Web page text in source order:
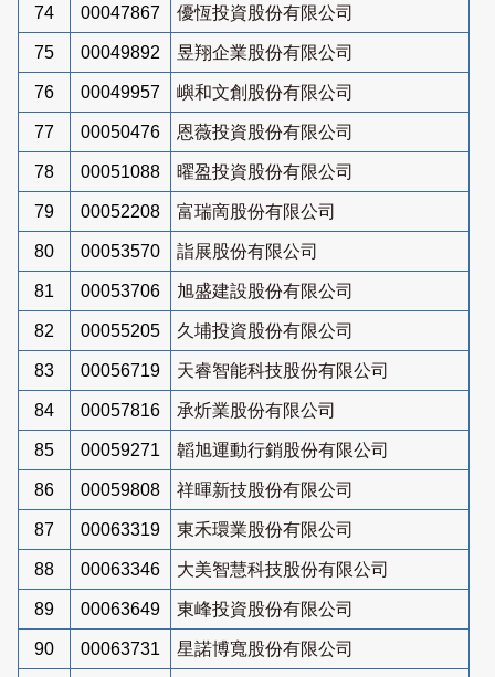
74 00047867 優恆投資股份有限公司
75 00049892 昱翔企業股份有限公司
76 00049957 嶼和文創股份有限公司
77 00050476 恩薇投資股份有限公司
78 00051088 曜盈投資股份有限公司
79 00052208 富瑞啇股份有限公司
80 00053570 詣展股份有限公司
81 00053706 旭盛建設股份有限公司
82 00055205 久埔投資股份有限公司
83 00056719 天睿智能科技股份有限公司
84 00057816 承炘業股份有限公司
85 00059271 韜旭運動行銷股份有限公司
86 00059808 祥暉新技股份有限公司
87 00063319 東禾環業股份有限公司
88 00063346 大美智慧科技股份有限公司
89 00063649 東峰投資股份有限公司
90 00063731 星諾博寬股份有限公司